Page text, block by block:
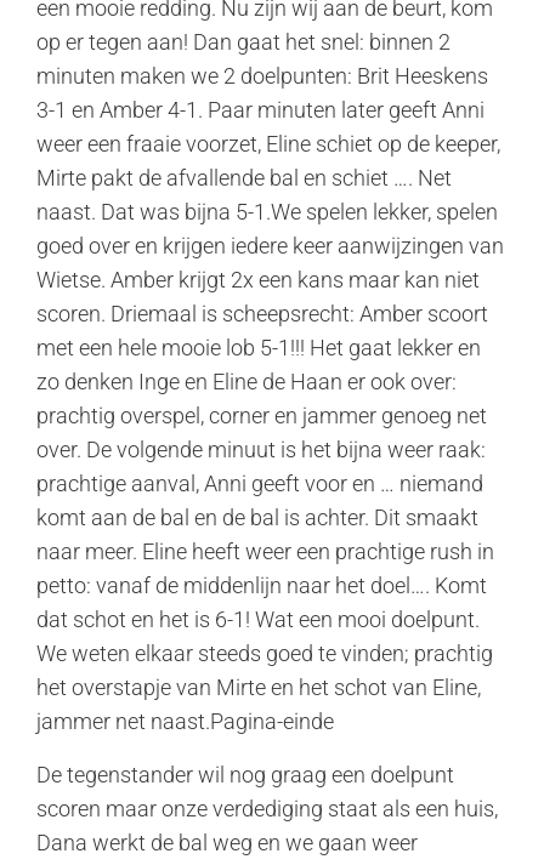
een mooie redding. Nu zijn wij aan de beurt, kom
op er tegen aan! Dan gaat het snel: binnen 2
minuten maken we 2 doelpunten: Brit Heeskens
3-1 en Amber 4-1. Paar minuten later geeft Anni
weer een fraaie voorzet, Eline schiet op de keeper,
Mirte pakt de afvallende bal en schiet …. Net
naast. Dat was bijna 5-1.We spelen lekker, spelen
goed over en krijgen iedere keer aanwijzingen van
Wietse. Amber krijgt 2x een kans maar kan niet
scoren. Driemaal is scheepsrecht: Amber scoort
met een hele mooie lob 5-1!!! Het gaat lekker en
zo denken Inge en Eline de Haan er ook over:
prachtig overspel, corner en jammer genoeg net
over. De volgende minuut is het bijna weer raak:
prachtige aanval, Anni geeft voor en … niemand
komt aan de bal en de bal is achter. Dit smaakt
naar meer. Eline heeft weer een prachtige rush in
petto: vanaf de middenlijn naar het doel…. Komt
dat schot en het is 6-1! Wat een mooi doelpunt.
We weten elkaar steeds goed te vinden; prachtig
het overstapje van Mirte en het schot van Eline,
jammer net naast.Pagina-einde
De tegenstander wil nog graag een doelpunt
scoren maar onze verdediging staat als een huis,
Dana werkt de bal weg en we gaan weer